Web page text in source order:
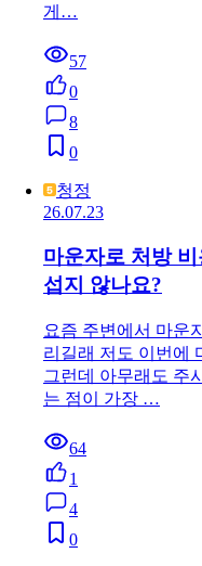
게…
57
0
8
0
청정
26.07.23
마운자로 처방
섭지 않나요?
요즘 주변에서 마운
리길래 저도 이번에
그런데 아무래도 주
는 점이 가장 …
64
1
4
0